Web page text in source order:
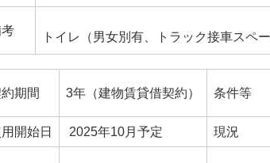
トイレ（男女別有、トラック接車スペ
期間 3年（建物賃貸借契約） 条件等
開始日 2025年10月予定 現況